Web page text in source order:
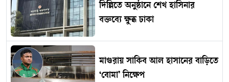
দিল্লিতে অনুষ্ঠানে শেখ হাসিনার
বক্তব্যে ক্ষুব্ধ ঢাকা
মাগুরায় সাকিব আল হাসানের বাড়িতে
‘বোমা’ নিক্ষেপ